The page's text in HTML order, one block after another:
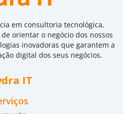
em consultoria tecnológica,
orientar o negócio dos nossos
inovadoras que garantem a
digital dos seus negócios.
IT